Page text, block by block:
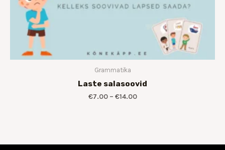
Grammatika
Laste salasoovid
€7.00 – €14.00